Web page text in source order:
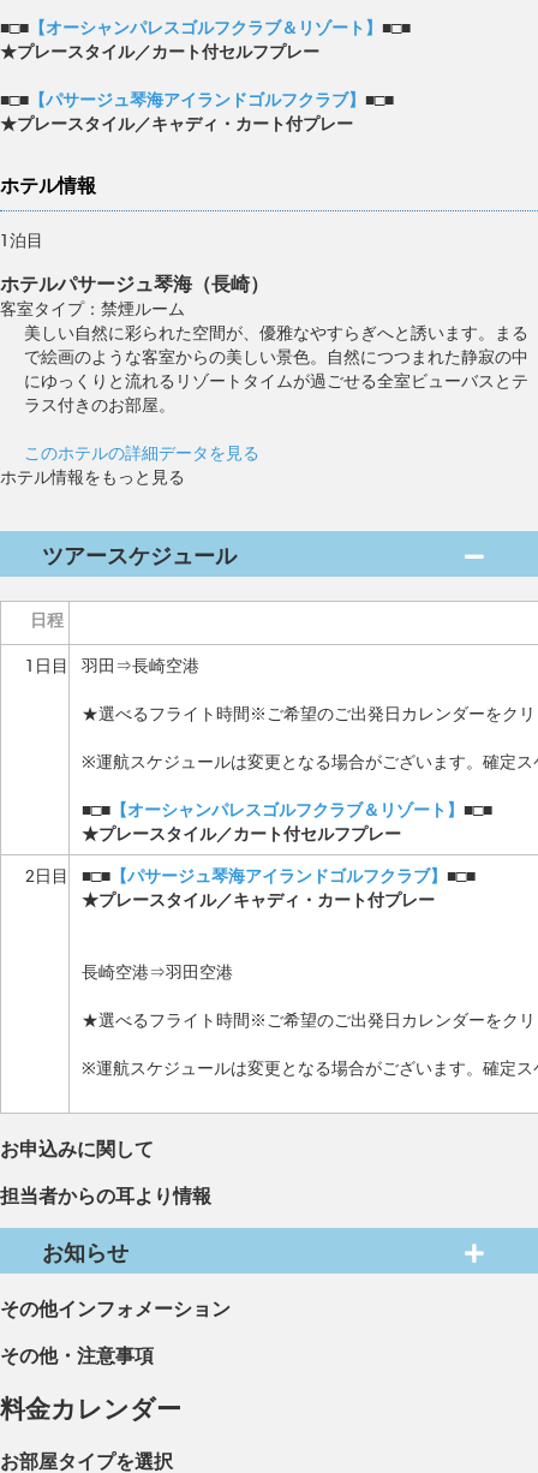
■□■ 【オーシャンパレスゴルフクラブ＆リゾート】 ■□■
★プレースタイル／カート付セルフプレー
■□■ 【パサージュ琴海アイランドゴルフクラブ】 ■□■
★プレースタイル／キャディ・カート付プレー
ホテル情報
1泊目
ホテルパサージュ琴海（長崎）
客室タイプ：禁煙ルーム
美しい自然に彩られた空間が、優雅なやすらぎへと誘います。まる
で絵画のような客室からの美しい景色。自然につつまれた静寂の中
にゆっくりと流れるリゾートタイムが過ごせる全室ビューバスとテ
ラス付きのお部屋。
このホテルの詳細データを見る
ホテル情報をもっと見る
ツアースケジュール
日程
1日目
羽田⇒長崎空港
★選べるフライト時間※ご希望のご出発日カレンダーをク
※運航スケジュールは変更となる場合がございます。確定
■□■ 【オーシャンパレスゴルフクラブ＆リゾート】 ■□■
★プレースタイル／カート付セルフプレー
2日目
■□■ 【パサージュ琴海アイランドゴルフクラブ】 ■□■
★プレースタイル／キャディ・カート付プレー
長崎空港⇒羽田空港
★選べるフライト時間※ご希望のご出発日カレンダーをク
※運航スケジュールは変更となる場合がございます。確定
お申込みに関して
担当者からの耳より情報
お知らせ
その他インフォメーション
その他・注意事項
料金カレンダー
お部屋タイプを選択